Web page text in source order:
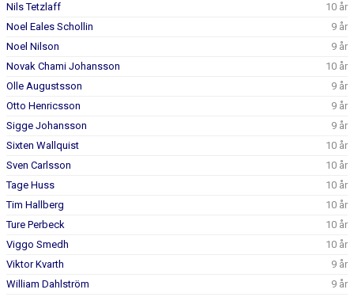
Nils Tetzlaff
10 år
Noel Eales Schollin
9 år
Noel Nilson
9 år
Novak Chami Johansson
10 år
Olle Augustsson
9 år
Otto Henricsson
9 år
Sigge Johansson
9 år
Sixten Wallquist
10 år
Sven Carlsson
10 år
Tage Huss
10 år
Tim Hallberg
10 år
Ture Perbeck
10 år
Viggo Smedh
10 år
Viktor Kvarth
9 år
William Dahlström
9 år